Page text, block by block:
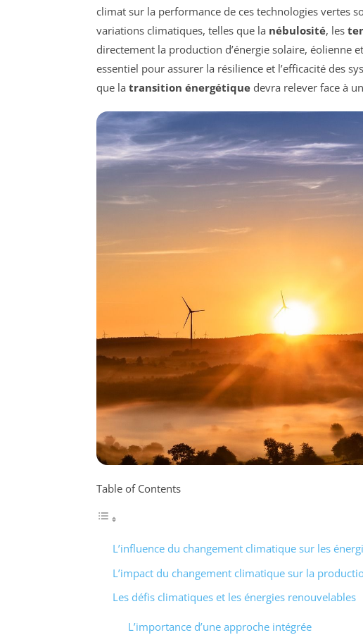
climat sur la performance de ces technologies vertes
variations climatiques, telles que la nébulosité, les
directement la production d’énergie solaire, éolienne
essentiel pour assurer la résilience et l’efficacité des
que la transition énergétique devra relever face à
Table of Contents
L’influence du changement climatique sur les
L’impact du changement climatique sur la
Les défis climatiques et les énergies renouvelables
L’importance d’une approche intégrée